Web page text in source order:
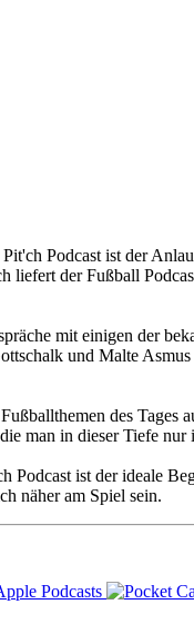
Podcast ist der
der Fußball
mit einigen der
und Malte
des
man in dieser Tiefe nur
ist der ideale
näher am Spiel sein.
Podcasts